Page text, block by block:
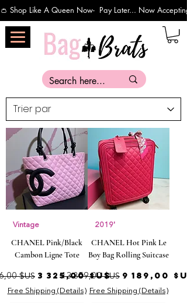
👛 Shop Like A Queen Now-  Pay Later... Now
Vintage
CHANEL Pink/Black
Cambon Ligne Tote
original
$US Prix promotionnel
3 325,00 $US
Free Shipping (Details)
2019'
CHANEL Hot Pink Le
Boy Bag Rolling Suitcase
Prix original
13 859,00 $US Prix
9 189,00
Free Shipping (Details)